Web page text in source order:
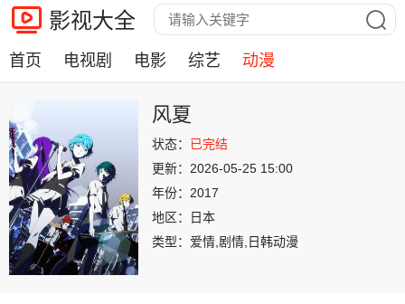
影视大全
首页 电视剧 电影 综艺 动漫
风夏
状态： 已完结
更新： 2026-05-25 15:00
年份： 2017
地区：
日本
类型： 爱情,剧情,日韩动漫